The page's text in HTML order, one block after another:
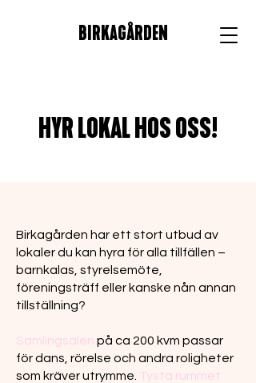
BIRKAGÅRDEN
HYR LOKAL HOS OSS!
Birkagården har ett stort utbud av
lokaler du kan hyra för alla tillfällen –
barnkalas, styrelsemöte,
föreningsträff eller kanske nån annan
tillställning?
Samlingsalen på ca 200 kvm passar
för dans, rörelse och andra roligheter
som kräver utrymme. Tysta rummet